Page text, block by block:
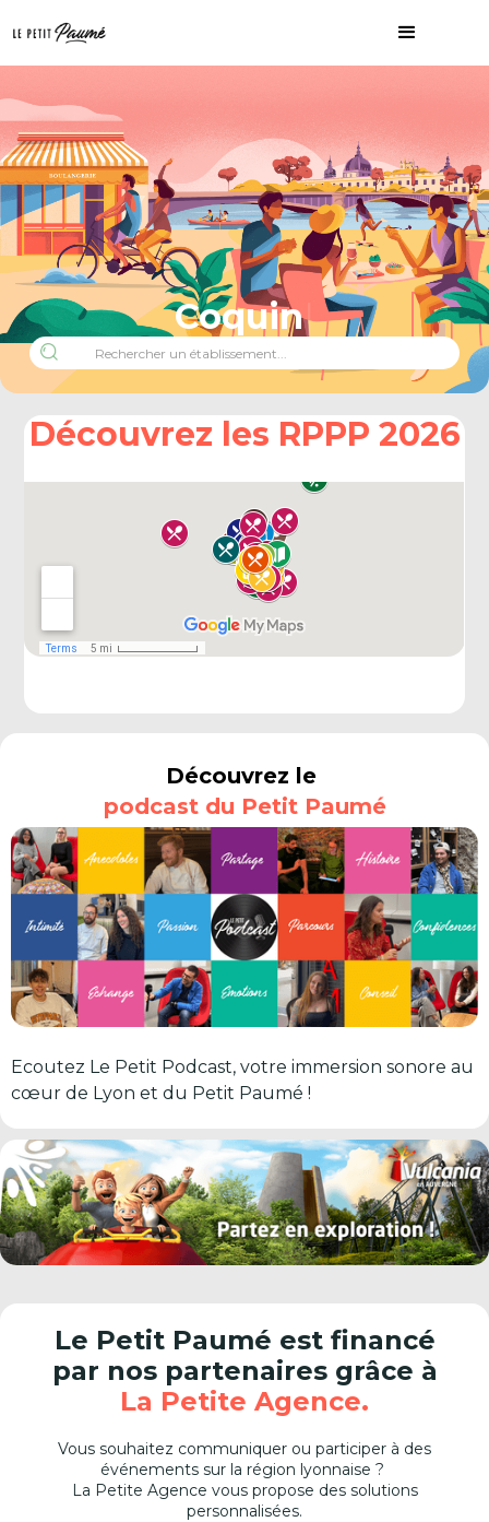
Coquin
Découvrez les RPPP 2026
Découvrez le
podcast du Petit Paumé
Ecoutez Le Petit Podcast, votre immersion sonore au
cœur de Lyon et du Petit Paumé !
Le Petit Paumé est financé
par nos partenaires grâce à
La Petite Agence.
Vous souhaitez communiquer ou participer à des
événements sur la région lyonnaise ?
La Petite Agence vous propose des solutions
personnalisées.